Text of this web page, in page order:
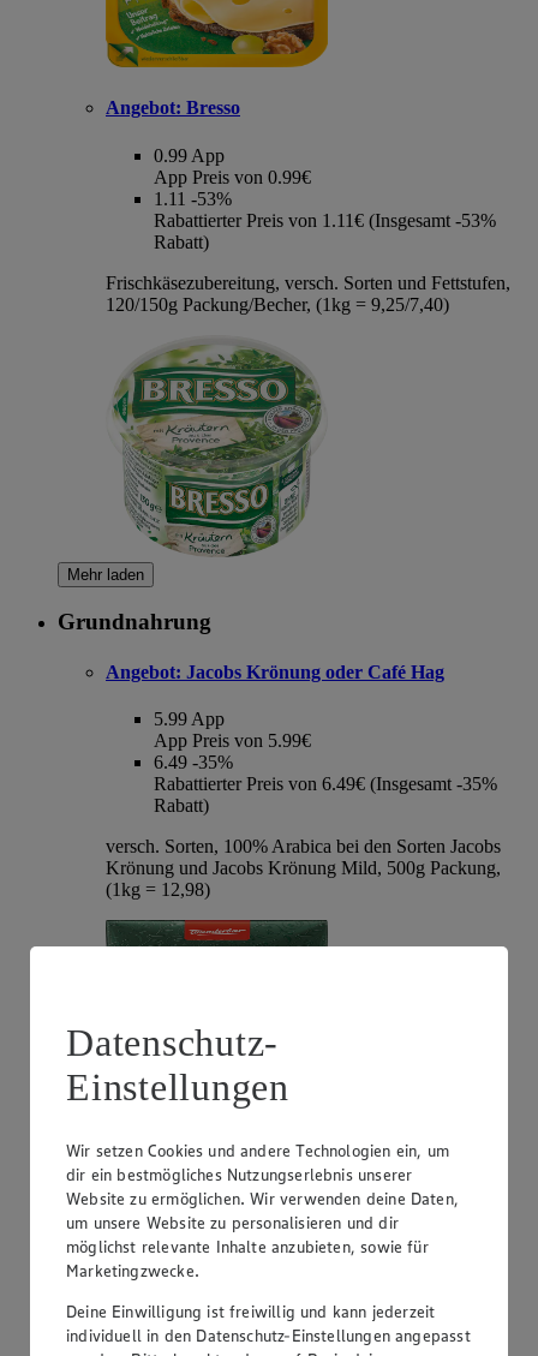
Angebot: Bresso
0.99 App
App Preis von 0.99€
1.11 -53%
Rabattierter Preis von 1.11€ (Insgesamt -53%
Rabatt)
Frischkäsezubereitung, versch. Sorten und Fettstufen,
120/150g Packung/Becher, (1kg = 9,25/7,40)
Mehr laden
Grundnahrung
Angebot: Jacobs Krönung oder Café Hag
5.99 App
App Preis von 5.99€
6.49 -35%
Rabattierter Preis von 6.49€ (Insgesamt -35%
Rabatt)
versch. Sorten, 100% Arabica bei den Sorten Jacobs
Krönung und Jacobs Krönung Mild, 500g Packung,
(1kg = 12,98)
Angebot:Lavazza Espresso**
13.99App
App Preis von 13.99€
14.99
Rabatt)
Datenschutz-
Einstellungen
Wir setzen Cookies und andere Technologien ein, um
dir ein bestmögliches Nutzungserlebnis unserer
Website zu ermöglichen. Wir verwenden deine Daten,
um unsere Website zu personalisieren und dir
möglichst relevante Inhalte anzubieten, sowie für
Marketingzwecke.
Deine Einwilligung ist freiwillig und kann jederzeit
individuell in den Datenschutz-Einstellungen angepasst